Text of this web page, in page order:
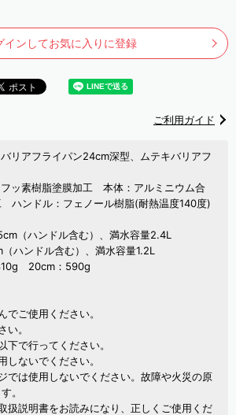
インしてお気に入りに登録
ご利用ガイド
リアフライパン24cm深型、ムテキバリアフ
ッ素樹脂塗膜加工 本体：アルミニウム合
ンドル：フェノール樹脂(耐熱温度140度)
（ハンドル含む）、満水容量2.4L
ハンドル含む）、満水容量1.2L
20cm：590g
でご使用ください。
い。
下で行ってください。
しないでください。
では使用しないでください。故障や火災の原
。
扱説明書をお読みになり、正しくご使用くだ